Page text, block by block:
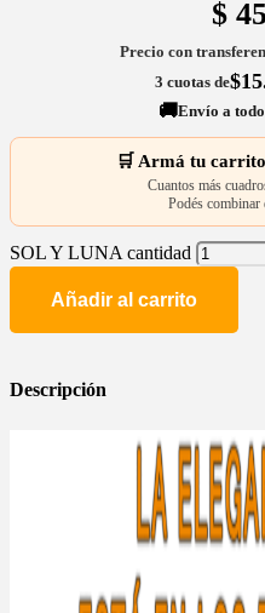
$
Precio con
3 cuotas de
🚚Envío a
🛒 Armá tu carrito
Cuantos más
Podés combinar
SOL Y LUNA cantidad
Añadir al carrito
Descripción